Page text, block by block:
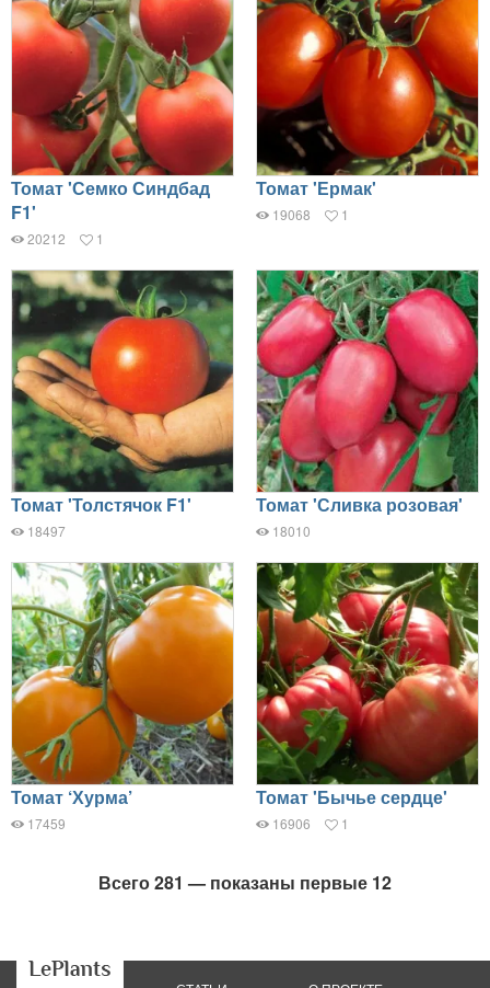
Томат 'Семко Синдбад
F1'
20212 1
Томат 'Ермак'
19068 1
Томат 'Толстячок F1'
18497
Томат 'Сливка розовая'
18010
Томат ‘Хурма’
17459
Томат 'Бычье сердце'
16906 1
Всего 281 — показаны первые 12